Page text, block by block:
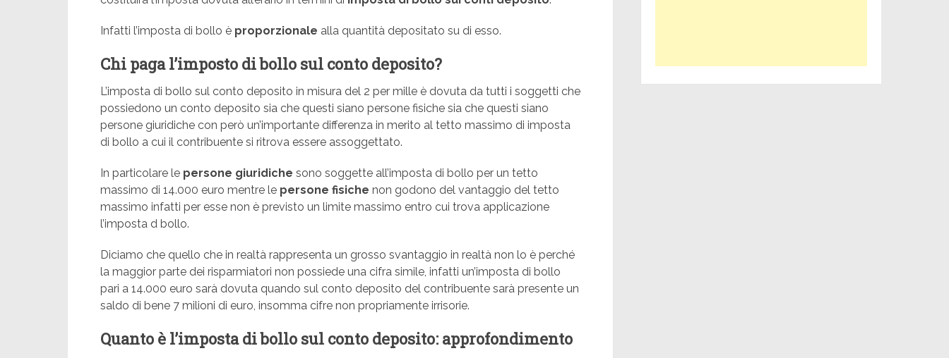
Infatti l’imposta di bollo è proporzionale alla quantità depositato su di esso.
Chi paga l’imposto di bollo sul conto deposito?
L’imposta di bollo sul conto deposito in misura del 2 per mille è dovuta da tutti i soggetti che
possiedono un conto deposito sia che questi siano persone fisiche sia che questi siano
persone giuridiche con però un’importante differenza in merito al tetto massimo di imposta
di bollo a cui il contribuente si ritrova essere assoggettato.
In particolare le persone giuridiche sono soggette all’imposta di bollo per un tetto
massimo di 14.000 euro mentre le persone fisiche non godono del vantaggio del tetto
massimo infatti per esse non è previsto un limite massimo entro cui trova applicazione
l’imposta d bollo.
Diciamo che quello che in realtà rappresenta un grosso svantaggio in realtà non lo è perché
la maggior parte dei risparmiatori non possiede una cifra simile, infatti un’imposta di bollo
pari a 14.000 euro sarà dovuta quando sul conto deposito del contribuente sarà presente un
saldo di bene 7 milioni di euro, insomma cifre non propriamente irrisorie.
Quanto è l’imposta di bollo sul conto deposito: approfondimento